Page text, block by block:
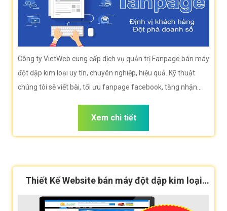
Công ty VietWeb cung cấp dịch vụ quản trị Fanpage bán máy
đột dập kim loại uy tín, chuyên nghiệp, hiệu quả. Kỹ thuật
chúng tôi sẽ viết bài, tối ưu fanpage facebook, tăng nhận
Xem chi tiết
Thiết Kế Website bán máy đột dập kim loại
cao cấp, chuẩn SEO